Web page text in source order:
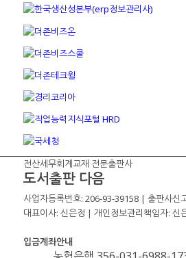
전산세무회계교재 전문출판사
도서출판 다음
사업자등록번호: 206-93-39158 | 출판사신
대표이사: 신은정 | 개인정보관리책임자: 신
입금계좌안내